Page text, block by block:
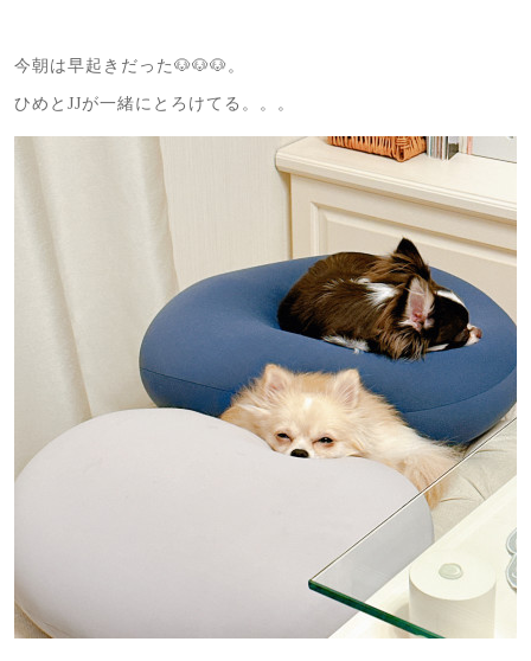
今朝は早起きだった🐶🐶🐶。
ひめとJJが一緒にとろけてる。。。